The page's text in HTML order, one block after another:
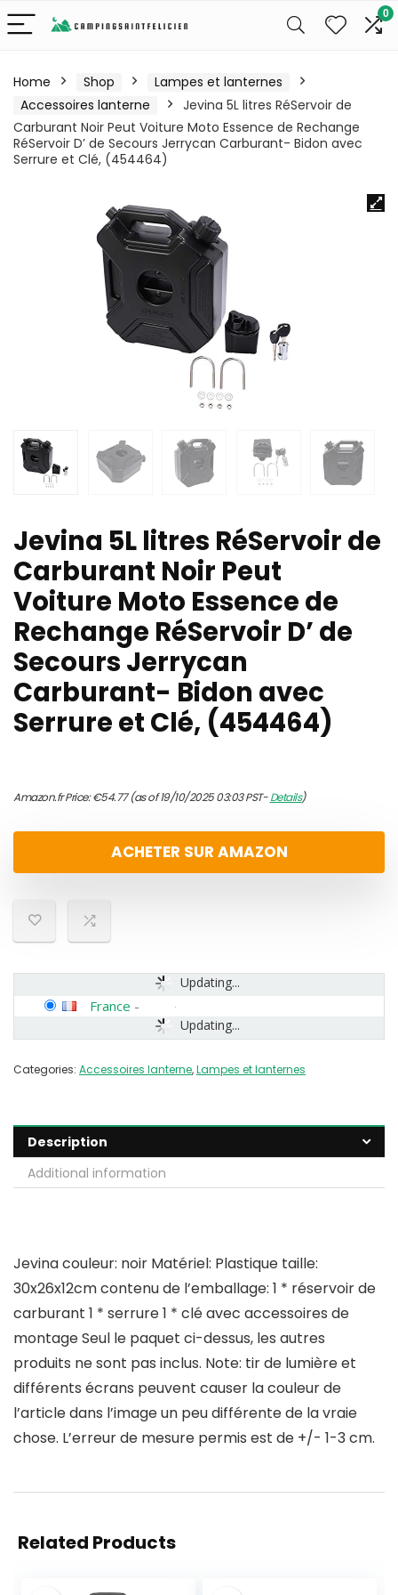
0
Home Shop
Lampes et lanternes
Accessoires lanterne
Jevina 5L litres RéServoir de
Carburant Noir Peut Voiture Moto Essence de Rechange
RéServoir D’ de Secours Jerrycan Carburant- Bidon avec
Serrure et Clé, (454464)
Jevina 5L litres RéServoir de
Carburant Noir Peut
Voiture Moto Essence de
Rechange RéServoir D’ de
Secours Jerrycan
Carburant- Bidon avec
Serrure et Clé, (454464)
Amazon.fr Price:€54.77(as of 19/10/2025 03:03 PST-Details)
ACHETER SUR AMAZON
Updating...
Updating...
France -
Categories: Accessoires lanterne,Lampes et lanternes
Description
Additional information
Jevina couleur: noir Matériel: Plastique taille:
30x26x12cm contenu de l’emballage: 1 * réservoir de
carburant 1 * serrure 1 * clé avec accessoires de
montage Seul le paquet ci-dessus, les autres
produits ne sont pas inclus. Note: tir de lumière et
différents écrans peuvent causer la couleur de
l’article dans l’image un peu différente de la vraie
chose. L’erreur de mesure permis est de +/- 1-3 cm.
Related Products